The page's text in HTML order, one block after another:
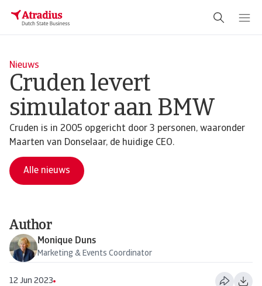
Nieuws
Cruden levert
simulator aan BMW
Cruden is in 2005 opgericht door 3 personen, waaronder
Maarten van Donselaar, de huidige CEO.
Alle nieuws
Author
Monique Duns
Marketing & Events Coordinator
12 Jun 2023